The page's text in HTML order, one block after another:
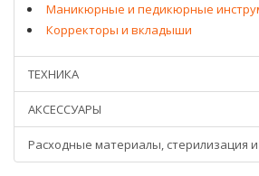
Маникюрные и педикюрные
Корректоры и вкладыши
ТЕХНИКА
АКСЕССУАРЫ
Расходные материалы, стерилизация